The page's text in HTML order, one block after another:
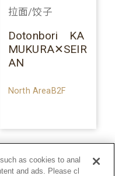
拉面/饺子
Dotonbori KA
MUKURA✕SEIR
AN
North AreaB2F
as cookies to anal
and ads. Please cl